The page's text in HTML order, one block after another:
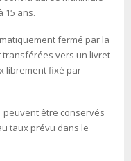
15 ans.
fermé par la
transférées vers un livret
librement fixé par
peuvent être conservés
taux prévu dans le